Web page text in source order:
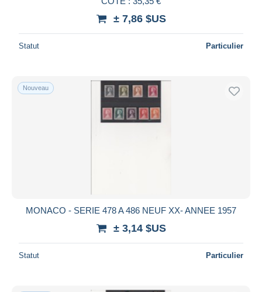
± 7,86 $US
Statut Particulier
Nouveau
MONACO - SERIE 478 A 486 NEUF XX- ANNEE 1957
± 3,14 $US
Statut Particulier